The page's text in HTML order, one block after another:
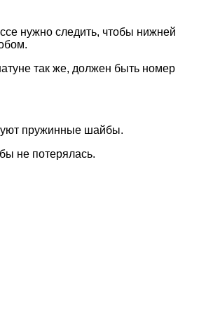
нужно следить, чтобы нижней
так же, должен быть номер
пружинные шайбы.
не потерялась.